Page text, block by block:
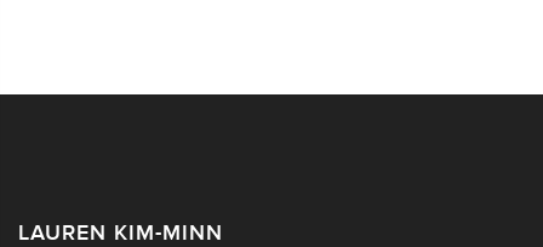
LAUREN KIM-MINN